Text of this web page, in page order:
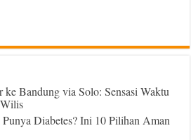
Bandung via Solo: Sensasi Waktu
Diabetes? Ini 10 Pilihan Aman